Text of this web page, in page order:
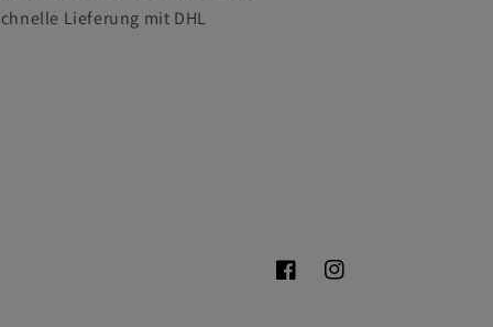
Lieferung mit DHL
FacebookInstagram